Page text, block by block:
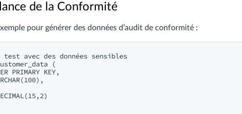
de la Conformité
pour générer des données d’audit de conformité :
avec des données sensibles
customer_data (
PRIMARY KEY,